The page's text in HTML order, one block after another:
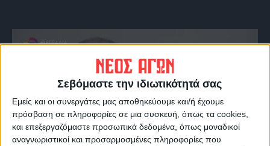
Σεβόμαστε την ιδιωτικότητά σας
Εμείς και οι συνεργάτες μας αποθηκεύουμε και/ή έχουμε
πρόσβαση σε πληροφορίες σε μια συσκευή, όπως τα cookies,
και επεξεργαζόμαστε προσωπικά δεδομένα, όπως μοναδικοί
αναγνωριστικοί και προσαρμοσμένες πληροφορίες που